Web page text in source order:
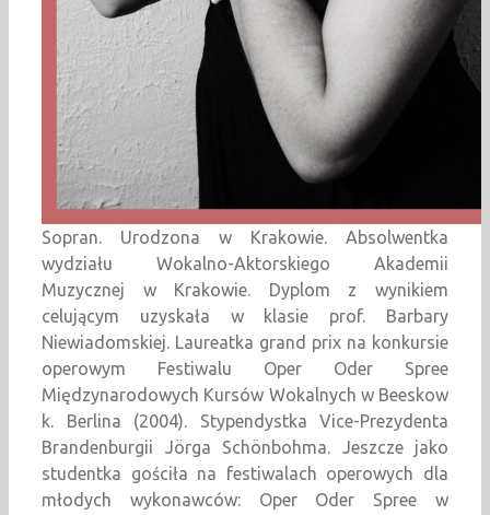
Sopran. Urodzona w Krakowie. Absolwentka
wydziału Wokalno-Aktorskiego Akademii
Muzycznej w Krakowie. Dyplom z wynikiem
celującym uzyskała w klasie prof. Barbary
Niewiadomskiej. Laureatka grand prix na konkursie
operowym Festiwalu Oper Oder Spree
Międzynarodowych Kursów Wokalnych w Beeskow
k. Berlina (2004). Stypendystka Vice-Prezydenta
Brandenburgii Jörga Schönbohma. Jeszcze jako
studentka gościła na festiwalach operowych dla
młodych wykonawców: Oper Oder Spree w